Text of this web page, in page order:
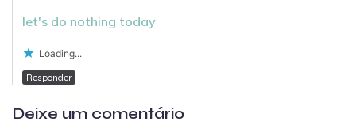
let's do nothing today
Loading...
Responder
Deixe um comentário